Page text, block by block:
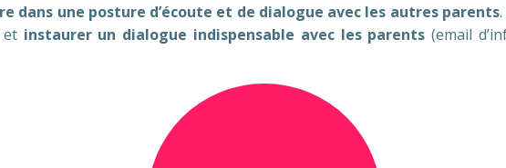
dans une posture d’écoute et de dialogue avec les autres parents
et instaurer un dialogue indispensable avec les parents (email